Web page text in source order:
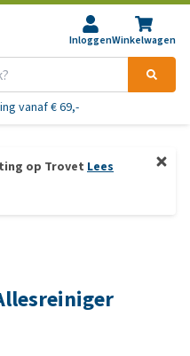
InloggenWinkelwagen
vanaf € 69,-
op Trovet Lees